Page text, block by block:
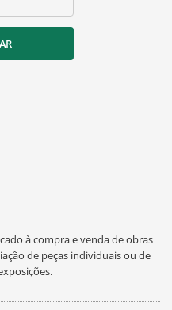
à compra e venda de obras
de peças individuais ou de